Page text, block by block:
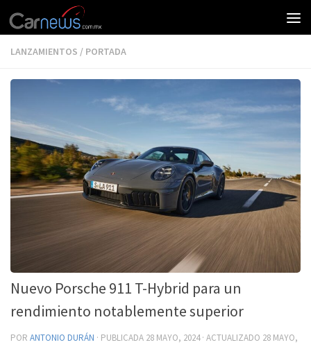
LANZAMIENTOS / PORTADA
Nuevo Porsche 911 T-Hybrid para un
rendimiento notablemente superior
POR ANTONIO DURÁN · PUBLICADA 28 MAYO, 2024· ACTUALIZADO 28 MAYO,